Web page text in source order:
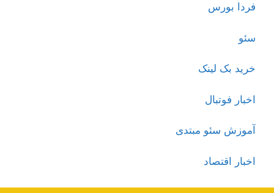
فردا بورس
سئو
خرید بک لینک
اخبار فوتبال
آموزش سئو مبتدی
اخبار اقتصاد